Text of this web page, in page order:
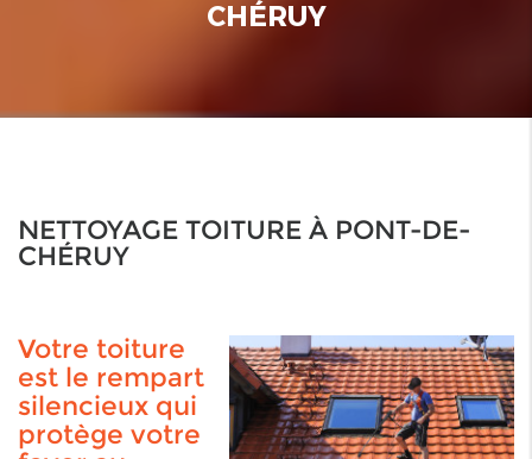
CHÉRUY
NETTOYAGE TOITURE À PONT-DE-
CHÉRUY
Votre toiture
est le rempart
silencieux qui
protège votre